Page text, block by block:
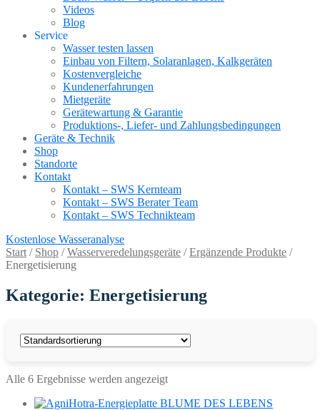
Videos
Blog
Service
Wasser testen lassen
Einbau von Filtern, Solaranlagen, Kalkgeräten
Kostenvergleiche
Kundenerfahrungen
Mietgeräte
Gerätewartung & Garantie
Produktions-, Liefer- und Zahlungsbedingungen
Geräte & Technik
Shop
Standorte
Kontakt
Kontakt – SWS Kernteam
Kontakt – SWS Berater Team
Kontakt – SWS Technikteam
Kostenlose Wasseranalyse
Start / Shop /Wasserveredelungsgeräte /Ergänzende Produkte /
Energetisierung
Kategorie: Energetisierung
Alle 6 Ergebnisse werden angezeigt